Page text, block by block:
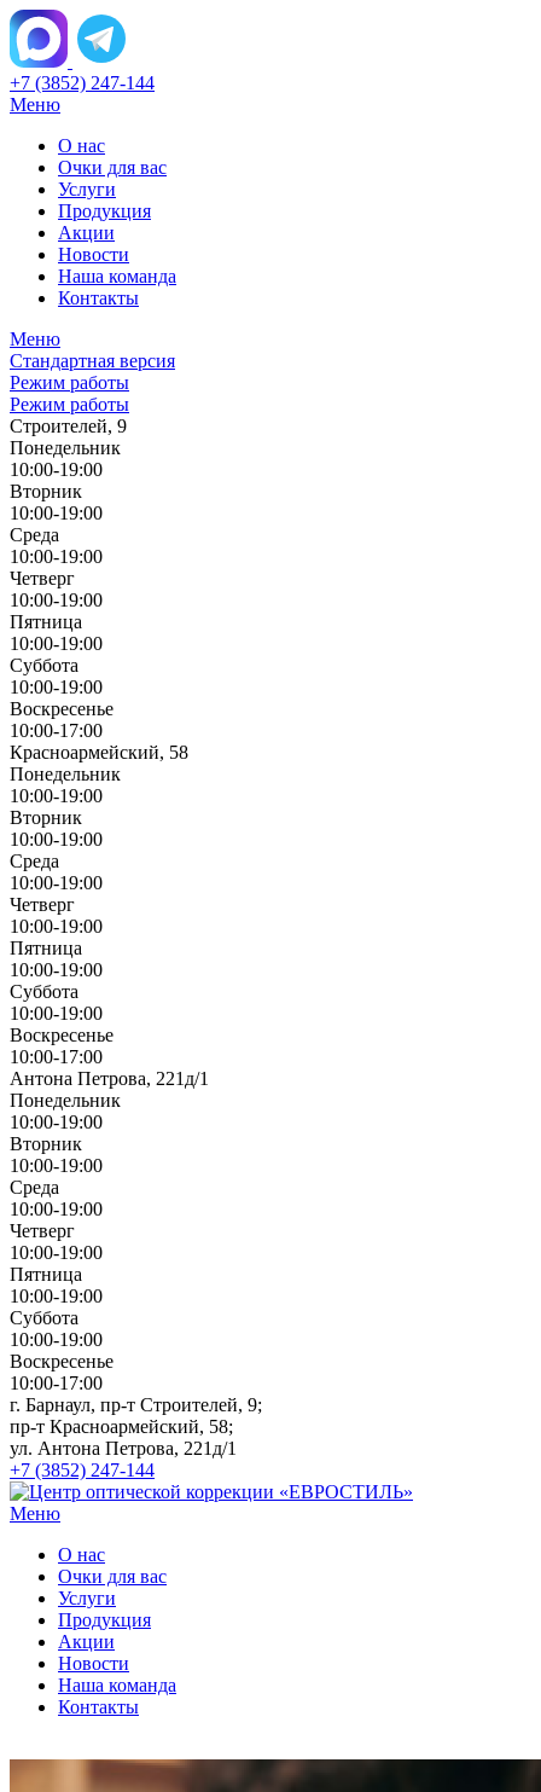
+7 (3852) 247-144
Меню
О нас
Очки для вас
Услуги
Продукция
Акции
Новости
Наша команда
Контакты
Меню
Стандартная версия
Режим работы
Режим работы
Строителей, 9
Понедельник
10:00-19:00
Вторник
10:00-19:00
Среда
10:00-19:00
Четверг
10:00-19:00
Пятница
10:00-19:00
Суббота
10:00-19:00
Воскресенье
10:00-17:00
Красноармейский, 58
Понедельник
10:00-19:00
Вторник
10:00-19:00
Среда
10:00-19:00
Четверг
10:00-19:00
Пятница
10:00-19:00
Суббота
10:00-19:00
Воскресенье
10:00-17:00
Антона Петрова, 221д/1
Понедельник
10:00-19:00
Вторник
10:00-19:00
Среда
10:00-19:00
Четверг
10:00-19:00
Пятница
10:00-19:00
Суббота
10:00-19:00
Воскресенье
10:00-17:00
г. Барнаул, пр-т Строителей, 9;
пр-т Красноармейский, 58;
ул. Антона Петрова, 221д/1
+7 (3852) 247-144
Меню
О нас
Очки для вас
Услуги
Продукция
Акции
Новости
Наша команда
Контакты